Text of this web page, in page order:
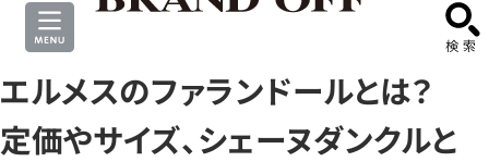
エルメスのファランドールとは？
定価やサイズ、シェーヌダンクルと